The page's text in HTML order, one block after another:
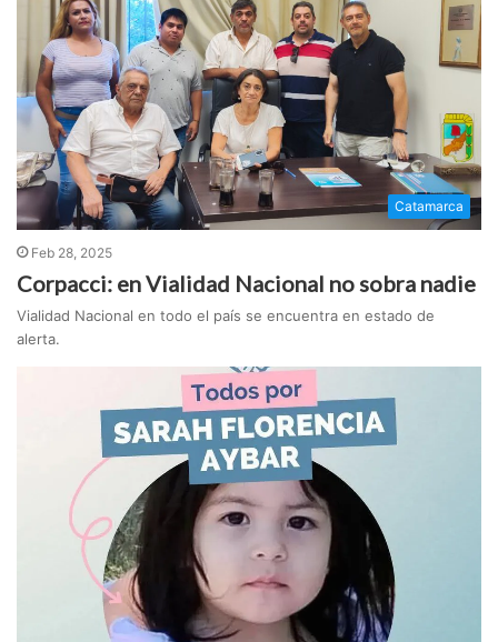
Catamarca
Feb 28, 2025
Corpacci: en Vialidad Nacional no sobra nadie
Vialidad Nacional en todo el país se encuentra en estado de
alerta.